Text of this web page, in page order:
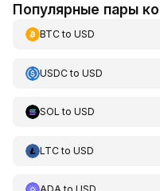
Популярные пары
BTCto USD
USDCto USD
SOL to USD
LTCto USD